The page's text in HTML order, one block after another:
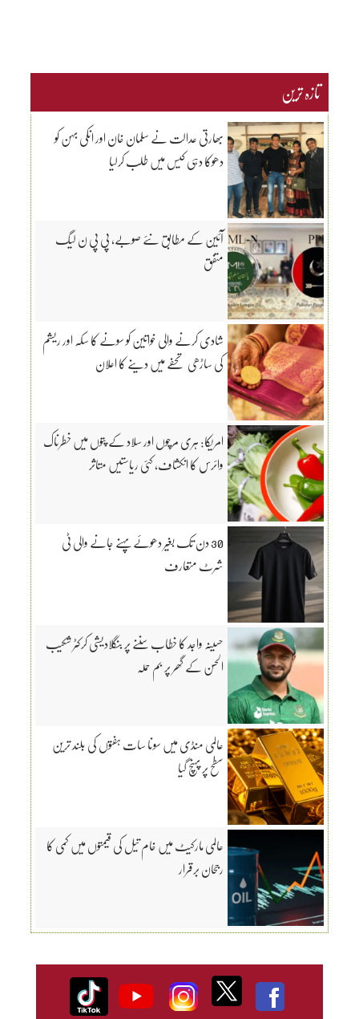
تازہ ترین
بھارتی عدالت نے سلمان خان اور انکی بہن کو
دھوکا دہی کیس میں طلب کرلیا
آئین کے مطابق نئے صوبے، پی پی ن لیگ
متفق
شادی کرنے والی خواتین کو سونے کا سکہ اور ریشم
کی ساڑھی تحفے میں دینے کا اعلان
امریکا: ہری مرچوں اور سلاد کے پتوں میں خطرناک
وائرس کا انکشاف، کئی ریاستیں متاثر
30 دن تک بغیر دھوئے پہنے جانے والی ٹی
شرٹ متعارف
حسینہ واجد کا خطاب سننے پر بنگلادیشی کرکٹر شکیب
الحسن کے گھر پر بم حملہ
عالمی منڈی میں سونا سات ہفتوں کی بلند ترین
سطح پر پہنچ گیا
عالمی مارکیٹ میں خام تیل کی قیمتوں میں کمی کا
رجحان برقرار